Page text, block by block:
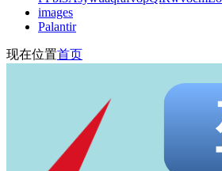
images
Palantir
现在位置首页